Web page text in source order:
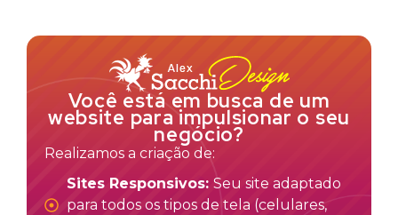
Você está em busca de um
website para impulsionar o seu
negócio?
Realizamos a criação de:
Sites Responsivos: Seu site adaptado
para todos os tipos de tela (celulares,